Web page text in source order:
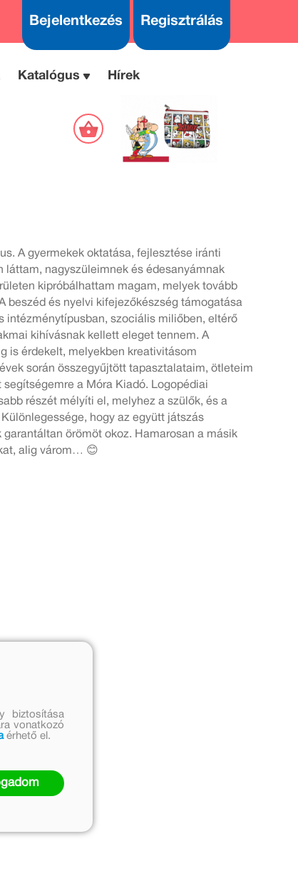
Bejelentkezés Regisztrálás
Katalógus Hírek
A gyermekek oktatása, fejlesztése iránti
nagyszüleimnek és édesanyámnak
kipróbálhattam magam, melyek tovább
beszéd és nyelvi kifejezőkészség támogatása
intézménytípusban, szociális miliőben, eltérő
kihívásnak kellett eleget tennem. A
is érdekelt, melyekben kreativitásom
során összegyűjtött tapasztalataim, ötleteim
a Móra Kiadó. Logopédiai
részét mélyíti el, melyhez a szülők, és a
hogy az együtt játszás
örömöt okoz. Hamarosan a másik
alig várom… 😊
biztosítása
vonatkozó
érhető el.